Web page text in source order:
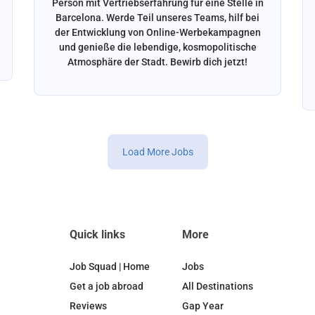
Person mit Vertriebserfahrung für eine Stelle in
Barcelona. Werde Teil unseres Teams, hilf bei
der Entwicklung von Online-Werbekampagnen
und genieße die lebendige, kosmopolitische
Atmosphäre der Stadt. Bewirb dich jetzt!
Load More Jobs
Quick links
Job Squad | Home
Get a job abroad
Reviews
More
Jobs
All Destinations
Gap Year